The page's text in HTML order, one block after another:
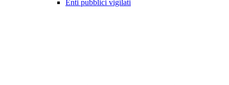
Enti pubblici vigilati